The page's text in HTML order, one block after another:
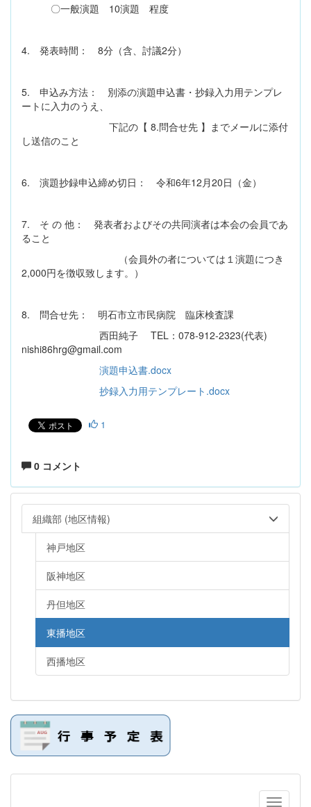
〇一般演題 10演題 程度
4. 発表時間： 8分（含、討議2分）
5. 申込み方法： 別添の演題申込書・抄録入力用テンプレ
ートに入力のうえ、
下記の【 8.問合せ先 】までメールに添付
し送信のこと
6. 演題抄録申込締め切日： 令和6年12月20日（金）
7. そ の 他： 発表者およびその共同演者は本会の会員であ
ること
（会員外の者については１演題につき
2,000円を徴収致します。）
8. 問合せ先： 明石市立市民病院 臨床検査課
西田純子 TEL：078-912-2323(代表)
nishi86hrg@gmail.com
演題申込書.docx
抄録入力用テンプレート.docx
1
0 コメント
組織部 (地区情報)
神戸地区
阪神地区
丹但地区
東播地区
西播地区